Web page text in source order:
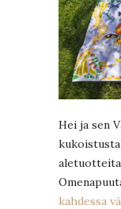
Hei ja sen
aletuotteita
kahdessa